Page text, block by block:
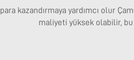
para kazandırmaya yardımcı olur
maliyeti yüksek olabilir,